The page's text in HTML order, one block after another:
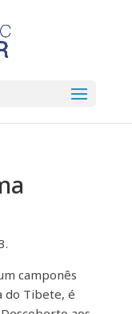
camponês
do Tibete, é